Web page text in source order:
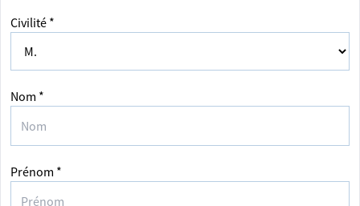
Civilité *
Nom *
Prénom *